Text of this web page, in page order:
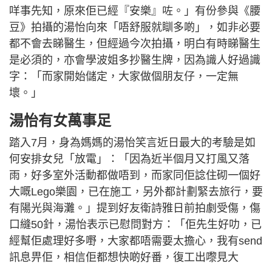
咩事先知，原來佢已經『安樂』咗。」有份參與《腰
豆》拍攝的湯怡向來「唔舒服就瞓多啲」，如非必要
都不會去睇醫生，但經過今次拍攝，明白有時睇醫生
是必須的，亦會學波姐多抄醫生牌，因為識人好過識
字：「而家開始儲定，大家做個朋友仔，一定無
壞。」
湯怡有女萬事足
踏入7月，身為媽媽的湯怡笑言近日最大的考驗是如
何安排女兒「放電」：「因為近半個月又打風又落
雨，好多室外活動都做唔到，而家同佢諗住砌一個好
大嘅Lego樂園，已在施工，另外都計劃緊去旅行，要
有陽光與海灘。」提到好友衛詩雅日前拍劇受傷，傷
口縫50針，湯怡表示已慰問對方：「佢先生好叻，已
經幫佢處理好多嘢，大家都唔需要太擔心，我有send
訊息畀佢，相信佢都想快啲好番，復工出嚟見大